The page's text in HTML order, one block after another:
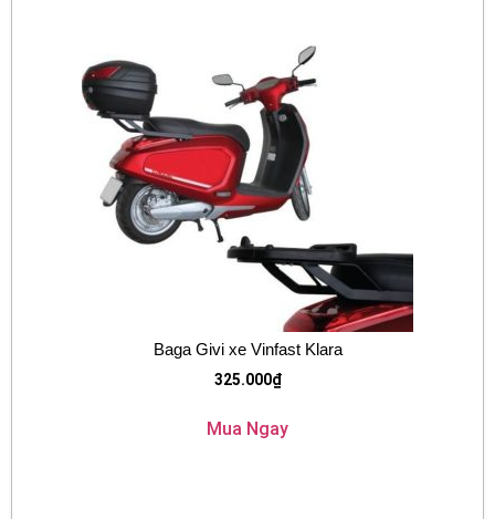
Baga Givi xe Vinfast Klara
325.000₫
Mua Ngay